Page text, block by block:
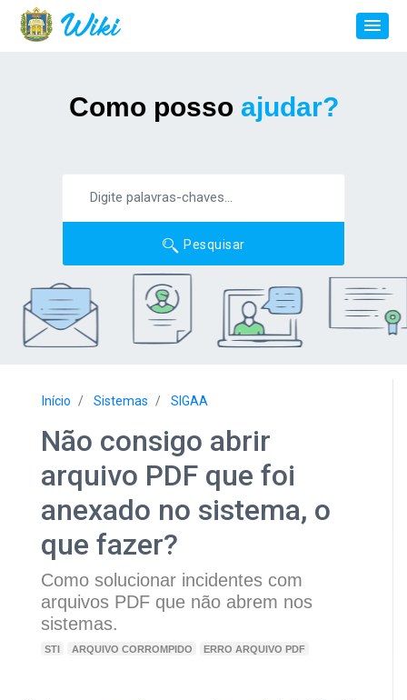
Como posso ajudar?
Pesquisar
Início Sistemas SIGAA
Não consigo abrir
arquivo PDF que foi
anexado no sistema, o
que fazer?
Como solucionar incidentes com
arquivos PDF que não abrem nos
sistemas.
STI ARQUIVO CORROMPIDO ERRO ARQUIVO PDF